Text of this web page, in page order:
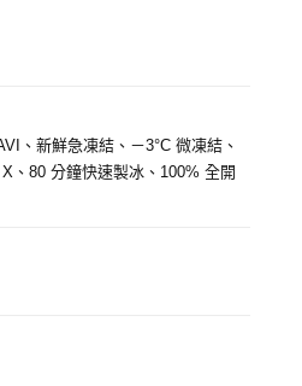
、新鮮急凍結、－3°C 微凍結、
、80 分鐘快速製冰、100% 全開